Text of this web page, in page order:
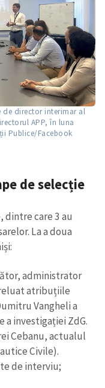
de director interimar al
APP, în luna
Publice/Facebook
de selecție
dintre care 3 au
La a doua
administrator
atribuțiile
Vangheli a
a investigației ZdG.
Cebanu, actualul
Civile).
de interviu;